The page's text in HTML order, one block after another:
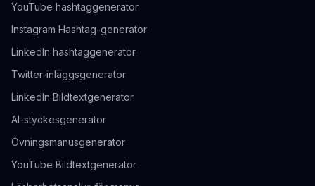
YouTube hashtaggenerator
Instagram Hashtag-generator
LinkedIn hashtaggenerator
Twitter-inläggsgenerator
LinkedIn Bildtextgenerator
AI-styckesgenerator
Övningsmanusgenerator
YouTube Bildtextgenerator